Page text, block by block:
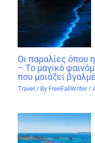
Οι παραλίες όπου
– Το μαγικό
που μοιάζει
Travel / By FreeFallWriter /